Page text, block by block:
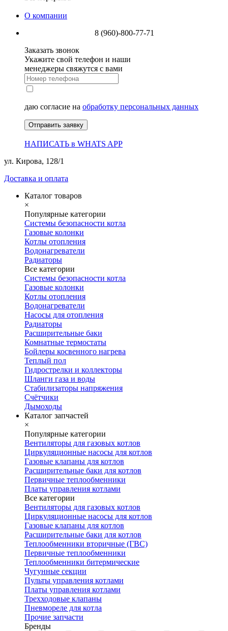
О компании
8 (960)-800-77-71
Заказать звонок
Укажите свой телефон и наши
менеджеры свяжутся с вами
даю согласие на обработку персональных данных
Отправить заявку
НАПИСАТЬ в WHATS APP
ул. Кирова, 128/1
Доставка и оплата
Каталог товаров
×
Популярные категории
Системы безопасности котла
Газовые колонки
Котлы отопления
Водонагреватели
Радиаторы
Все категории
Системы безопасности котла
Газовые колонки
Котлы отопления
Водонагреватели
Насосы для отопления
Радиаторы
Расширительные баки
Комнатные термостаты
Бойлеры косвенного нагрева
Теплый пол
Гидрострелки и коллекторы
Шланги газа и воды
Стабилизаторы напряжения
Счётчики
Дымоходы
Каталог запчастей
×
Популярные категории
Вентиляторы для газовых котлов
Циркуляционные насосы для котлов
Газовые клапаны для котлов
Расширительные баки для котлов
Первичные теплообменники
Платы управления котлами
Все категории
Вентиляторы для газовых котлов
Циркуляционные насосы для котлов
Газовые клапаны для котлов
Расширительные баки для котлов
Теплообменники вторичные (ГВС)
Первичные теплообменники
Теплообменники битермические
Чугунные секции
Пульты управления котлами
Платы управления котлами
Трехходовые клапаны
Пневмореле для котла
Прочие запчасти
Бренды